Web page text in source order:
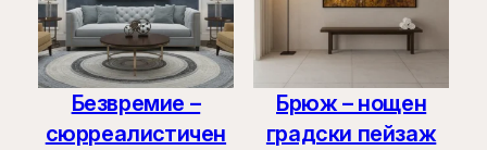
Безвремие –
сюрреалистичен
Брюж – нощен
градски пейзаж